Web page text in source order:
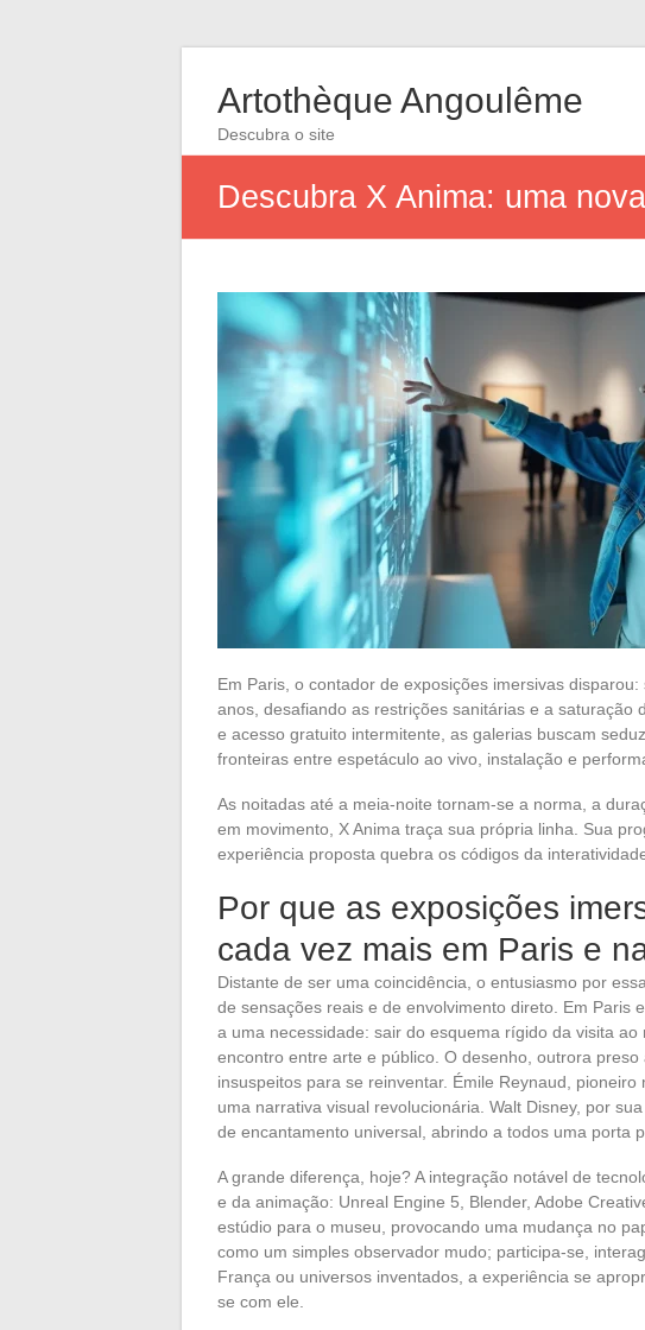
Artothèque Angoulême
Descubra o site
Descubra X Anima: uma
Em Paris, o contador de exposições imersivas
anos, desafiando as restrições sanitárias e a saturação
e acesso gratuito intermitente, as galerias buscam
fronteiras entre espetáculo ao vivo, instalação e
As noitadas até a meia-noite tornam-se a norma, a
em movimento, X Anima traça sua própria linha. Sua
experiência proposta quebra os códigos da
Por que as exposições
cada vez mais em Paris e
Distante de ser uma coincidência, o entusiasmo por
de sensações reais e de envolvimento direto. Em Paris
a uma necessidade: sair do esquema rígido da visita
encontro entre arte e público. O desenho, outrora
insuspeitos para se reinventar. Émile Reynaud,
uma narrativa visual revolucionária. Walt Disney, por
de encantamento universal, abrindo a todos uma porta
A grande diferença, hoje? A integração notável de
e da animação: Unreal Engine 5, Blender, Adobe
estúdio para o museu, provocando uma mudança no
como um simples observador mudo; participa-se,
França ou universos inventados, a experiência se
se com ele.